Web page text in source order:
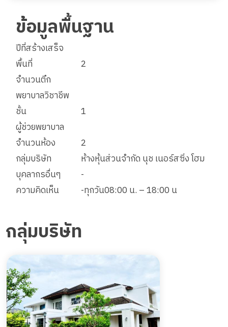
ข้อมูลพื้นฐาน
ปีที่สร้างเสร็จ
พื้นที่
2
จำนวนตึก
พยาบาลวิชาชีพ
ชั้น
1
ผู้ช่วยพยาบาล
จำนวนห้อง
2
กลุ่มบริษัท
ห้างหุ้นส่วนจำกัด นุช เนอร์สซิ่ง โฮม
บุคลากรอื่นๆ
-
ความคิดเห็น
-ทุกวัน08:00 น. – 18:00 น
กลุ่มบริษัท